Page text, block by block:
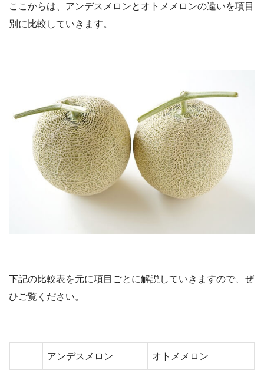
ここからは、アンデスメロンとオトメメロンの違いを項目
別に比較していきます。
下記の比較表を元に項目ごとに解説していきますので、ぜ
ひご覧ください。
アンデスメロン オトメメロン